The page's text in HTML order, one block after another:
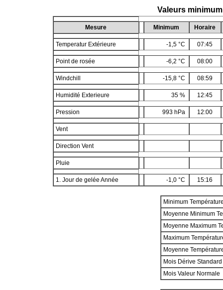
Valeurs
Mesure Minimum Horaire
Temperatur Extérieure -1,5 °C 07:45
Point de rosée -6,2 °C 08:00
Windchill -15,8 °C 08:59
Humidité Exterieure 35 % 12:45
Pression 993 hPa 12:00
Vent
Direction Vent
Pluie
1. Jour de gelée Année -1,0 °C 15:16
Minimum
Moyenne Minimum
Moyenne Maximum
Maximum
Moyenne
Mois Dérive Standard
Mois Valeur Normale